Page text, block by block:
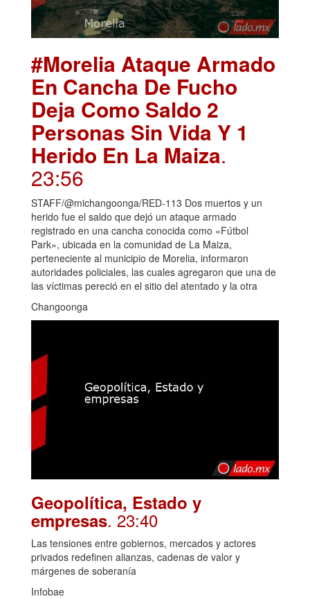
#Morelia Ataque Armado
En Cancha De Fucho
Deja Como Saldo 2
Personas Sin Vida Y 1
Herido En La Maiza.
23:56
STAFF/@michangoonga/RED-113 Dos muertos y un
herido fue el saldo que dejó un ataque armado
registrado en una cancha conocida como «Fútbol
Park», ubicada en la comunidad de La Maiza,
perteneciente al municipio de Morelia, informaron
autoridades policiales, las cuales agregaron que una de
las víctimas pereció en el sitio del atentado y la otra
Changoonga
Geopolítica, Estado y
empresas. 23:40
Las tensiones entre gobiernos, mercados y actores
privados redefinen alianzas, cadenas de valor y
márgenes de soberanía
Infobae